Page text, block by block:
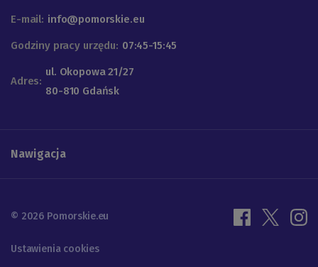
E-mail: info@pomorskie.eu
Godziny pracy urzędu: 07:45-15:45
Adres:
ul. Okopowa 21/27
80-810 Gdańsk
Nawigacja
© 2026 Pomorskie.eu
Ustawienia cookies